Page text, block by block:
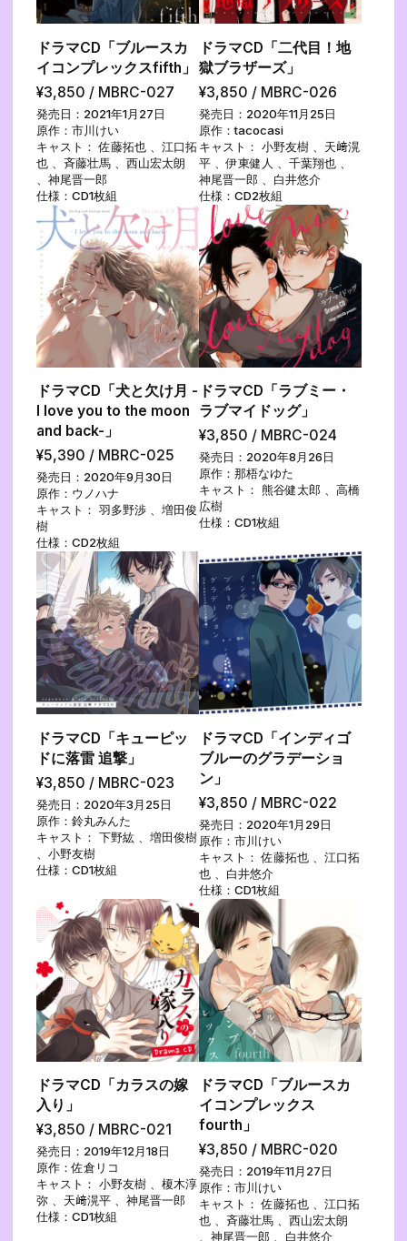
ドラマCD「ブルースカ
イコンプレックスfifth」
¥3,850 / MBRC-027
発売日：2021年1月27日
原作：市川けい
キャスト： 佐藤拓也 、江口拓
也 、斉藤壮馬 、西山宏太朗
、神尾晋一郎
仕様：CD1枚組
ドラマCD「二代目！地
獄ブラザーズ」
¥3,850 / MBRC-026
発売日：2020年11月25日
原作：tacocasi
キャスト： 小野友樹 、天﨑滉
平 、伊東健人 、千葉翔也 、
神尾晋一郎 、白井悠介
仕様：CD2枚組
ドラマCD「犬と欠け月 -
I love you to the moon
and back-」
¥5,390 / MBRC-025
発売日：2020年9月30日
原作：ウノハナ
キャスト： 羽多野渉 、増田俊
樹
仕様：CD2枚組
ドラマCD「ラブミー・
ラブマイドッグ」
¥3,850 / MBRC-024
発売日：2020年8月26日
原作：那梧なゆた
キャスト： 熊谷健太郎 、高橋
広樹
仕様：CD1枚組
ドラマCD「キューピッ
ドに落雷 追撃」
¥3,850 / MBRC-023
発売日：2020年3月25日
原作：鈴丸みんた
キャスト： 下野紘 、増田俊樹
、小野友樹
仕様：CD1枚組
ドラマCD「インディゴ
ブルーのグラデーショ
ン」
¥3,850 / MBRC-022
発売日：2020年1月29日
原作：市川けい
キャスト： 佐藤拓也 、江口拓
也 、白井悠介
仕様：CD1枚組
ドラマCD「カラスの嫁
入り」
¥3,850 / MBRC-021
発売日：2019年12月18日
原作：佐倉リコ
キャスト： 小野友樹 、榎木淳
弥 、天﨑滉平 、神尾晋一郎
仕様：CD1枚組
ドラマCD「ブルースカ
イコンプレックス
fourth」
¥3,850 / MBRC-020
発売日：2019年11月27日
原作：市川けい
キャスト： 佐藤拓也 、江口拓
也 、斉藤壮馬 、西山宏太朗
、神尾晋一郎 、白井悠介